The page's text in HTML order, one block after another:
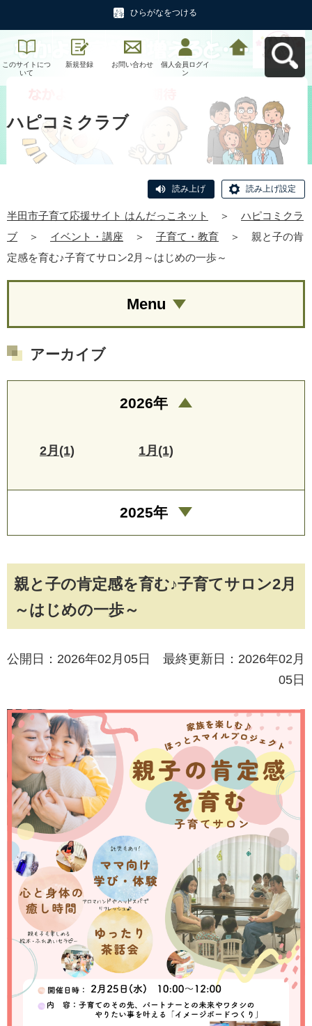
ひらがなをつける
このサイトにつ
いて
新規登録 お問い合わせ
個人会員ログイ
ン
ハピコミクラブ
読み上げ 読み上げ設定
半田市子育て応援サイト はんだっこネット ＞
ハピコミクラ
ブ
＞ イベント・講座 ＞ 子育て・教育 ＞
親と子の肯
定感を育む♪子育てサロン2月～はじめの一歩～
親と子の肯定感を育む♪子育てサロン2月
～はじめの一歩～
公開日：2026年02月05日 最終更新日：2026年02月
05日
Menu
アーカイブ
2026年
2月(1) 1月(1)
2025年